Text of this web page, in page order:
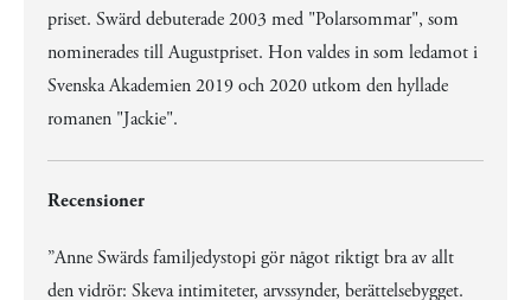
priset. Swärd debuterade 2003 med "Polarsommar", som
nominerades till Augustpriset. Hon valdes in som ledamot i
Svenska Akademien 2019 och 2020 utkom den hyllade
romanen "Jackie".
Recensioner
”Anne Swärds familjedystopi gör något riktigt bra av allt
den vidrör: Skeva intimiteter, arvssynder, berättelsebygget.